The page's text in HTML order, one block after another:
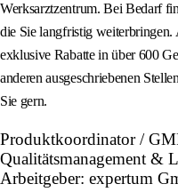
Werksarztzentrum. Bei Bedarf
die Sie langfristig
exklusive Rabatte in über 600
anderen ausgeschriebenen
Sie gern.
Produktkoordinator /
Qualitätsmanagement &
Arbeitgeber: expertum